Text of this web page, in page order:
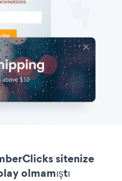
sitenize
olmamıştı